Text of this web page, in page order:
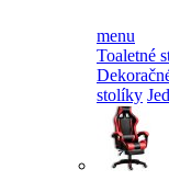
menu
Toaletné
stolíky